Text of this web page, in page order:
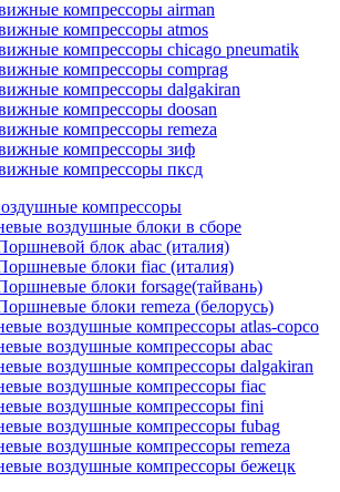
компрессоры airman
компрессоры atmos
компрессоры chicago pneumatik
компрессоры comprag
компрессоры dalgakiran
компрессоры doosan
компрессоры remeza
компрессоры зиф
компрессоры пксд
компрессоры
воздушные блоки в сборе
блок abac (италия)
блоки fiac (италия)
блоки forsage(тайвань)
блоки remeza (белорусь)
воздушные компрессоры atlas-copco
воздушные компрессоры abac
воздушные компрессоры dalgakiran
воздушные компрессоры fiac
воздушные компрессоры fini
воздушные компрессоры fubag
воздушные компрессоры remeza
воздушные компрессоры бежецк